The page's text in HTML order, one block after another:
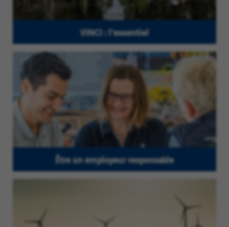
VINCI : l'essentiel
Être un employeur responsable